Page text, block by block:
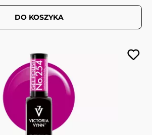
DO KOSZYKA